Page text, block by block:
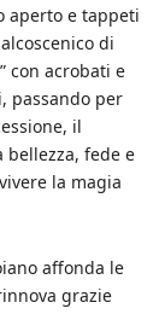
aperto e tappeti
di
con acrobati e
passando per
il
bellezza, fede e
la magia
affonda le
grazie